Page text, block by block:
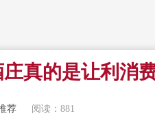
真的是让利消
荐 阅读： 881